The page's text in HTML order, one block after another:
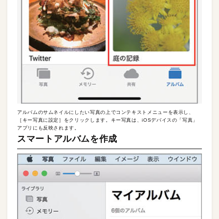
アルバムのサムネイルにしたい写真の上でコンテキストメニューを表示し、
［キー写真に設定］をクリックします。キー写真は、iOSデバイスの「写真」
アプリにも反映されます。
スマートアルバムを作成